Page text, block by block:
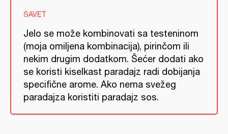
SAVET
Jelo se može kombinovati sa testeninom
(moja omiljena kombinacija), pirinčom ili
nekim drugim dodatkom. Šećer dodati ako
se koristi kiselkast paradajz radi dobijanja
specifične arome. Ako nema svežeg
paradajza koristiti paradajz sos.